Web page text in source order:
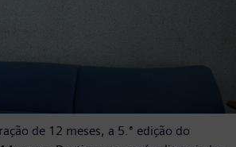
de 12 meses, a 5.ª edição do